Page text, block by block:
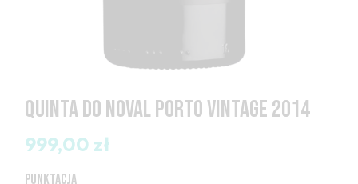
QUINTA DO NOVAL PORTO VINTAGE 2014
999,00 zł
PUNKTACJA